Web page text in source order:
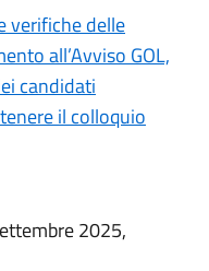
verifiche delle
all’Avviso GOL,
candidati
il colloquio
2025,